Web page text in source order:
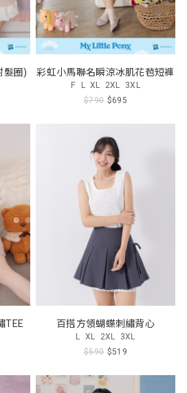
髮圈) 彩虹小馬聯名瞬涼冰肌花苞短褲
F L XL 2XL 3XL
$790 $695
TEE 百搭方領蝴蝶刺繡背心
L XL 2XL 3XL
$590 $519